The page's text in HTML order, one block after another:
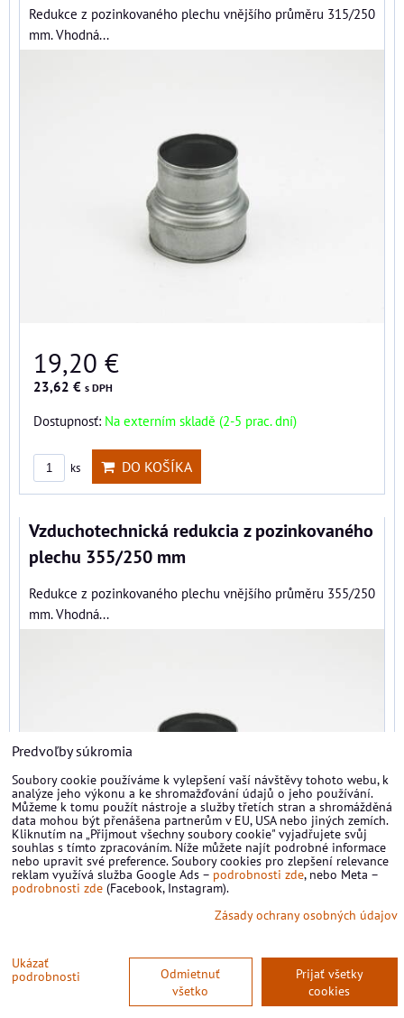
Redukce z pozinkovaného plechu vnějšího průměru 315/250
mm. Vhodná...
19,20 €
23,62 € s DPH
Dostupnosť: Na externím skladě (2-5 prac. dní)
ks DO KOŠÍKA
Vzduchotechnická redukcia z pozinkovaného
plechu 355/250 mm
Redukce z pozinkovaného plechu vnějšího průměru 355/250
mm. Vhodná...
30,75 €
Na externím skladě (2-5 prac. dní)
Predvoľby súkromia
Soubory cookie používáme k vylepšení vaší návštěvy tohoto webu, k
analýze jeho výkonu a ke shromažďování údajů o jeho používání.
Můžeme k tomu použít nástroje a služby třetích stran a shromážděná
data mohou být přenášena partnerům v EU, USA nebo jiných zemích.
Kliknutím na „Přijmout všechny soubory cookie" vyjadřujete svůj
souhlas s tímto zpracováním. Níže můžete najít podrobné informace
nebo upravit své preference. Soubory cookies pro zlepšení relevance
reklam využívá služba Google Ads –podrobnosti zde, nebo Meta –
podrobnosti zde (Facebook, Instagram).
Zásady ochrany osobných údajov
Ukázať
podrobnosti
Prijať všetky
cookies
Odmietnuť
všetko